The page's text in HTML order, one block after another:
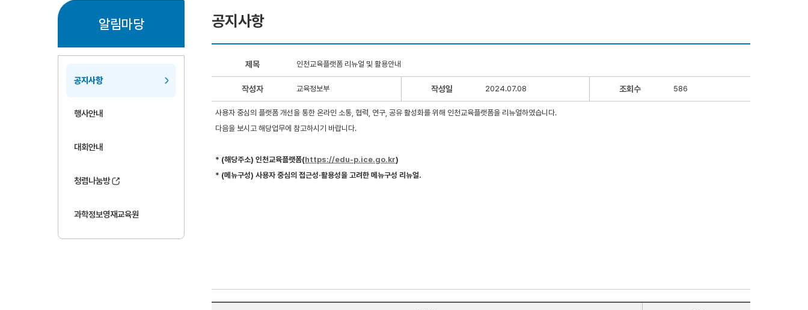
알림마당
공지사항
행사안내
대회안내
청렴나눔방
과학정보영재교육원
공지사항
제목 인천교육플랫폼 리뉴얼 및 활용안내
작성자 교육정보부 작성일 2024.07.08 조회수 586
사용자 중심의 플랫폼 개선을 통한 온라인 소통, 협력, 연구, 공유 활성화를 위해 인천교육플랫폼을 리뉴얼하였습니다.
다음을 보시고 해당업무에 참고하시기 바랍니다.
* (해당주소) 인천교육플랫폼(https://edu-p.ice.go.kr)
* (메뉴구성) 사용자 중심의 접근성·활용성을 고려한 메뉴구성 리뉴얼.